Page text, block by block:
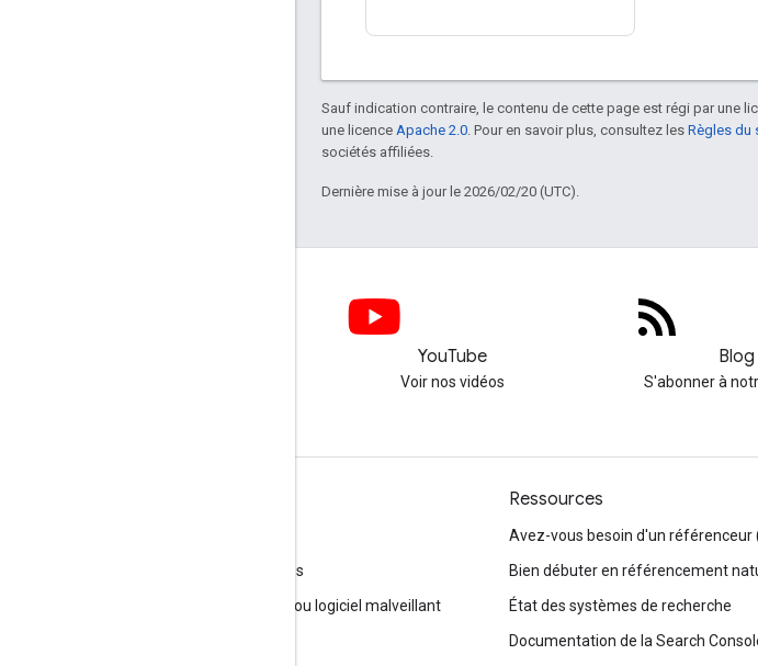
Sauf indication contraire, le contenu de cette page est régi par une
une licence Apache 2.0 . Pour en savoir plus, consultez les Règles du
sociétés affiliées.
Dernière mise à jour le 2026/02/20 (UTC).
YouTube
Voir nos vidéos
Blog
S'abonner à
Envoyer une question aux permanences
Signaler comme spam, hameçonnage ou logiciel malveillant
Ressources
Avez-vous besoin d'un référenceur
Bien débuter en référencement
État des systèmes de recherche
Documentation de la Search